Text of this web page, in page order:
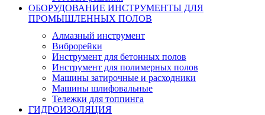
ОБОРУДОВАНИЕ ИНСТРУМЕНТЫ ДЛЯ
ПРОМЫШЛЕННЫХ ПОЛОВ
Алмазный инструмент
Виброрейки
Инструмент для бетонных полов
Инструмент для полимерных полов
Машины затирочные и расходники
Машины шлифовальные
Тележки для топпинга
ГИДРОИЗОЛЯЦИЯ